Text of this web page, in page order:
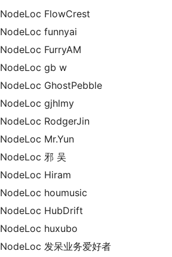
NodeLoc FlowCrest
NodeLoc funnyai
NodeLoc FurryAM
NodeLoc gb w
NodeLoc GhostPebble
NodeLoc gjhlmy
NodeLoc RodgerJin
NodeLoc Mr.Yun
NodeLoc 邪 吴
NodeLoc Hiram
NodeLoc houmusic
NodeLoc HubDrift
NodeLoc huxubo
NodeLoc 发呆业务爱好者